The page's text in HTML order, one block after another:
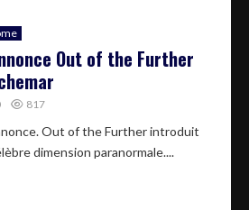
Out of the Further
817
Out of the Further introduit
dimension paranormale....